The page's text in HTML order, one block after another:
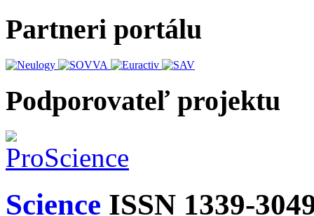
Partneri portálu
Podporovateľ projektu
Science ISSN 1339-